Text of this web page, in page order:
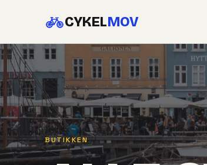
CYKELMOV
BUTIKKEN